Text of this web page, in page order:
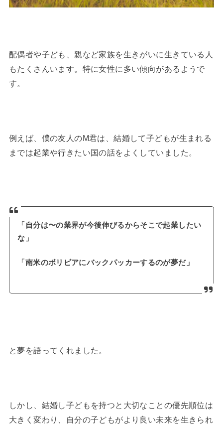
配偶者や子ども、親など家族を生きがいに生きている人
もたくさんいます。特に女性に多い傾向があるようで
す。
例えば、僕の友人のM君は、結婚して子どもが生まれる
までは起業や行きたい国の話をよくしていました。
「自分は〜の業界が今後伸びるからそこで起業したい
な」
「南米のボリビアにバックパッカーするのが夢だ」
と夢を語ってくれました。
しかし、結婚し子どもを持つと大切なことの優先順位は
大きく変わり、自分の子どもがより良い未来を生きられ